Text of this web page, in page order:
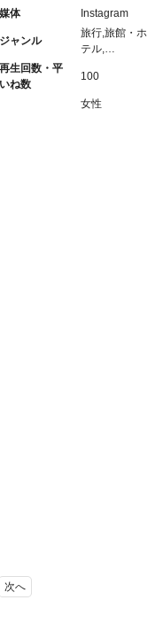
体 Instagram
ャンル
旅行,旅館・ホ
テル,…
生回数・平
ね数
100
女性
次へ